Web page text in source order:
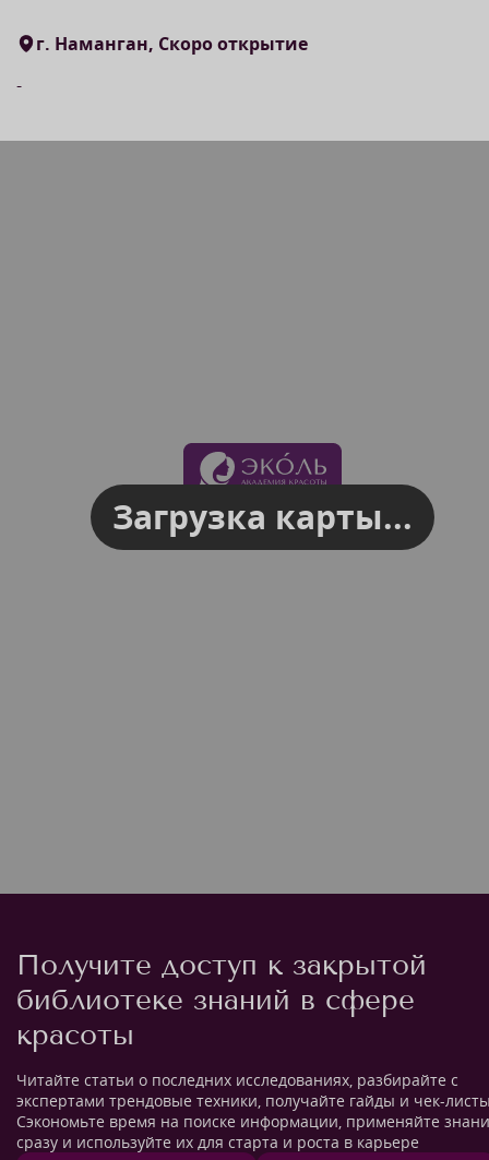
г. Наманган, Скоро открытие
-
Загрузка карты...
Получите доступ к закрытой
библиотеке знаний в сфере
красоты
Читайте статьи о последних исследованиях, разбирайте с
экспертами трендовые техники, получайте гайды и чек-
Сэкономьте время на поиске информации, применяйте
сразу и используйте их для старта и роста в карьере